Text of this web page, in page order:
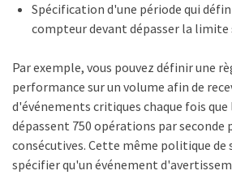
Spécification d'une période qui
compteur devant dépasser la limite
Par exemple, vous pouvez définir une
performance sur un volume afin de
d'événements critiques chaque fois que
dépassent 750 opérations par seconde
consécutives. Cette même politique
spécifier qu'un événement